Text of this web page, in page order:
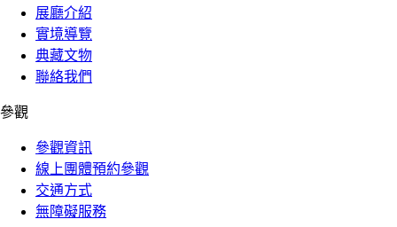
展廳介紹
實境導覽
典藏文物
聯絡我們
參觀
參觀資訊
線上團體預約參觀
交通方式
無障礙服務